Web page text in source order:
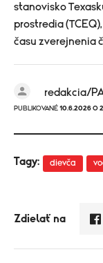
stanovisko
prostredia
času zverejnenia
redakcia/
PUBLIKOVANÉ 10.6.2026 O
Tagy: dievča
Zdielať na